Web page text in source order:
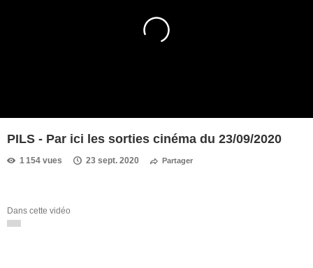
PILS - Par ici les sorties cinéma du 23/09/2020
1 154 vues 23 sept. 2020 Partager
Dans cette vidéo